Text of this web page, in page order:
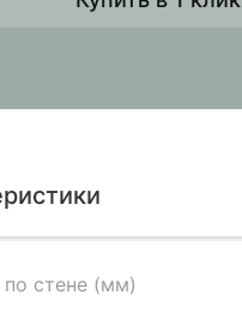
стене (мм)